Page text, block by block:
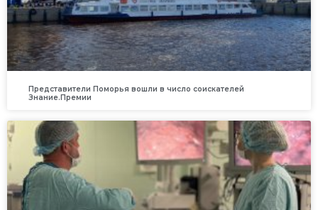
Представители Поморья вошли в число соискателей
Знание.Премии